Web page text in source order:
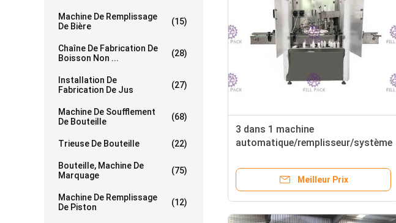
Machine De Remplissage
De Bière
(15)
Chaîne De Fabrication De
Boisson Non ...
(28)
Installation De
Fabrication De Jus
(27)
Machine De Soufflement
De Bouteille
(68)
Trieuse De Bouteille (22)
Bouteille, Machine De
Marquage
(75)
Machine De Remplissage
De Piston
(12)
3 dans 1 machine
automatique/remplisseur/système
yeux et de capsulages
Meilleur Prix